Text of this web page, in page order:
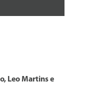
Leo Martins e